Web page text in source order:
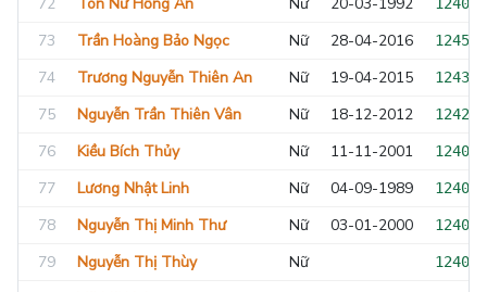
73 Trần Hoàng Bảo Ngọc Nữ 28-04-2016
74 Trương Nguyễn Thiên An Nữ 19-04-2015
75 Nguyễn Trần Thiên Vân Nữ 18-12-2012
76 Kiều Bích Thủy Nữ 11-11-2001
77 Lương Nhật Linh Nữ 04-09-1989
78 Nguyễn Thị Minh Thư Nữ 03-01-2000
79 Nguyễn Thị Thùy Nữ